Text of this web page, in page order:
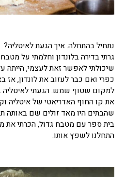
נתחיל בהתחלה. איך הגעת לאיטליה?
גרתי בדירה בלונדון וחלמתי על
שיכולתי לאפשר זאת לעצמי, הייתה
כפרי ואם כבר לעזוב את לונדון, אז
שהבתים היו מאד זולים שם באותה
בית ספר עם מטבח גדול, הכרתי את
התחלנו לשפץ אותו.